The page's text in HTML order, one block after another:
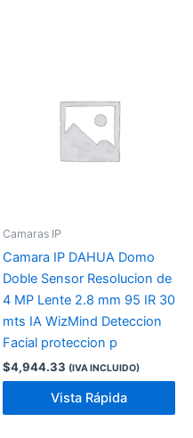
Camaras IP
Camara IP DAHUA Domo
Doble Sensor Resolucion de
4 MP Lente 2.8 mm 95 IR 30
mts IA WizMind Deteccion
Facial proteccion p
$4,944.33 (IVA INCLUIDO)
Vista Rápida